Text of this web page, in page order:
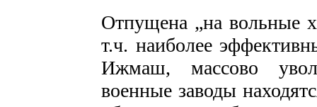
Отпущена „на вольные
т.ч. наиболее
Ижмаш, массово
военные заводы